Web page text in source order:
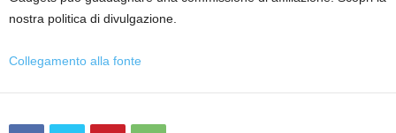
nostra politica di divulgazione.
Collegamento alla fonte